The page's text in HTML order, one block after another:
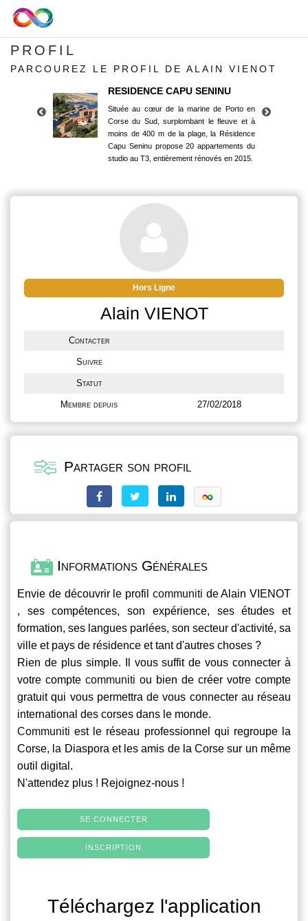
PROFIL
PARCOUREZ LE PROFIL DE ALAIN VIENOT
RESIDENCE CAPU SENINU
Située au cœur de la marine de Porto en
Corse du Sud, surplombant le fleuve et à
moins de 400 m de la plage, la Résidence
Capu Seninu propose 20 appartements du
studio au T3, entièrement rénovés en 2015.
Corse du Sud, surplombant le fleuve et à
moins de 400 m de la plage, la Résidence
Capu Seninu propose 20 appartements du
studio au T3, entièrement rénovés en 2015.
Hors Ligne
Alain VIENOT
Contacter
Suivre
Statut
Membre depuis 27/02/2018
Partager son profil
Informations Générales
Envie de découvrir le profil communiti de Alain VIENOT
, ses compétences, son expérience, ses études et
formation, ses langues parlées, son secteur d'activité, sa
ville et pays de résidence et tant d'autres choses ?
Rien de plus simple. Il vous suffit de vous connecter à
votre compte communiti ou bien de créer votre compte
gratuit qui vous permettra de vous connecter au réseau
international des corses dans le monde.
Communiti est le réseau professionnel qui regroupe la
Corse, la Diaspora et les amis de la Corse sur un même
outil digital.
N'attendez plus ! Rejoignez-nous !
SE CONNECTER
INSCRIPTION
Téléchargez l'application